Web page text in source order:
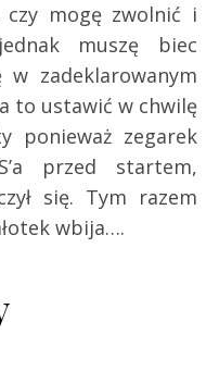
mogę zwolnić i
muszę biec
zadeklarowanym
to ustawić w chwilę
ponieważ zegarek
przed startem,
się. Tym razem
wbija….